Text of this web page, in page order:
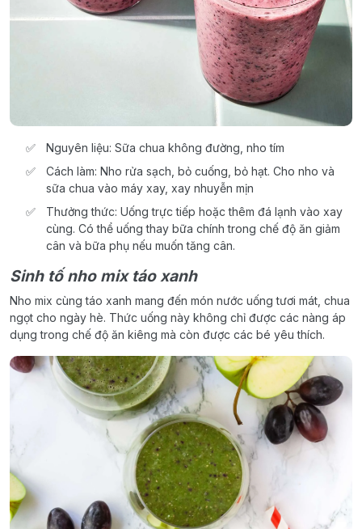
Nguyên liệu: Sữa chua không đường, nho tím
Cách làm: Nho rửa sạch, bỏ cuống, bỏ hạt. Cho nho và
sữa chua vào máy xay, xay nhuyễn mịn
Thưởng thức: Uống trực tiếp hoặc thêm đá lạnh vào xay
cùng. Có thể uống thay bữa chính trong chế độ ăn giảm
cân và bữa phụ nếu muốn tăng cân.
Sinh tố nho mix táo xanh
Nho mix cùng táo xanh mang đến món nước uống tươi mát, chua
ngọt cho ngày hè. Thức uống này không chỉ được các nàng áp
dụng trong chế độ ăn kiêng mà còn được các bé yêu thích.